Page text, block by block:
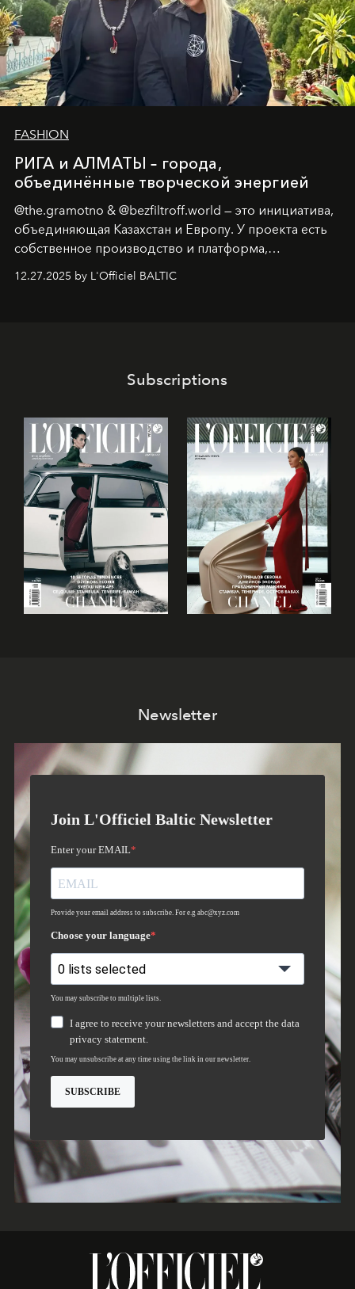
FASHION
РИГА и АЛМАТЫ – города,
объединённые творческой энергией
@the.gramotno & @bezfiltroff.world — это инициатива,
объединяющая Казахстан и Европу. У проекта есть
собственное производство и платформа,
решения для дизайнеров и молодых брендов.
12.27.2025 by L'Officiel BALTIC
Subscriptions
Newsletter